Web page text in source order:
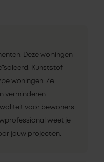
Deze woningen
Kunststof
woningen. Ze
verminderen
voor bewoners
weet je
jouw projecten.